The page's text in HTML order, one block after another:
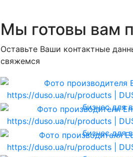
Мы готовы вам
Оставьте Ваши контактные
свяжемся